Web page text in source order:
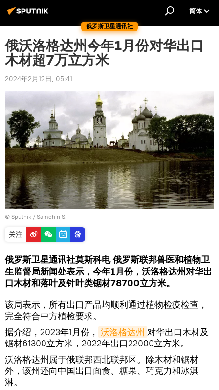
俄罗斯卫星通讯社
简体
俄沃洛格达州今年1月份对华出口
木材超7万立方米
2024年2月12日, 05:41
© Sputnik / Samohin S.
关注
俄罗斯卫星通讯社莫斯科电 俄罗斯联邦兽医和植物卫
生监督局新闻处表示，今年1月份，沃洛格达州对华出
口木材和落叶及针叶类锯材78700立方米。
该局表示，所有出口产品均顺利通过植物检疫检查，
完全符合中方植检要求。
据介绍，2023年1月份， 沃洛格达州 对华出口木材及
锯材61300立方米，2022年出口22000立方米。
沃洛格达州属于俄联邦西北联邦区。除木材和锯材
外，该州还向中国出口面食、糖果、巧克力和冰淇
淋。